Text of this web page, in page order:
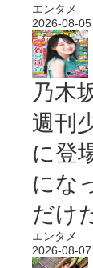
エンタメ
2026-08-
乃木
週刊
に登
にな
だけ
エンタメ
2026-08-